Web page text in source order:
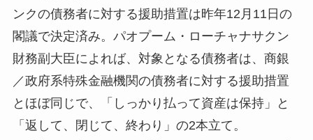
ンクの債務者に対する援助措置は昨年12月11日の
閣議で決定済み。パオプーム・ローチャナサクン
財務副大臣によれば、対象となる債務者は、商銀
／政府系特殊金融機関の債務者に対する援助措置
とほぼ同じで、「しっかり払って資産は保持」と
「返して、閉じて、終わり」の2本立て。